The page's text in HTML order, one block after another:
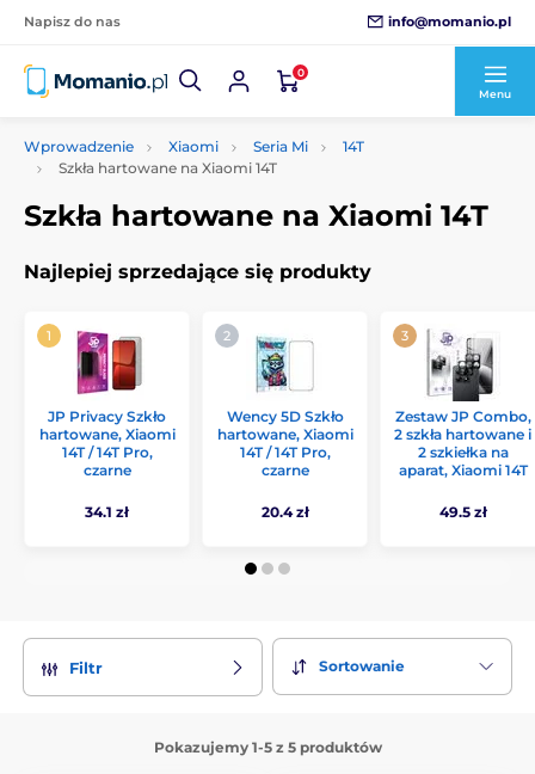
Napisz do nas info@momanio.pl
0
Menu
Wprowadzenie Xiaomi Seria Mi
14T
Szkła hartowane na Xiaomi 14T
Szkła hartowane na Xiaomi 14T
Najlepiej sprzedające się produkty
JP Privacy Szkło
hartowane, Xiaomi
14T / 14T Pro,
czarne
34.1 zł
Wency 5D Szkło
hartowane, Xiaomi
14T / 14T Pro,
czarne
20.4 zł
Zestaw JP Combo,
2 szkła hartowane i
2 szkiełka na
aparat, Xiaomi 14T
49.5 zł
Filtr Sortowanie
Pokazujemy 1-5 z 5 produktów